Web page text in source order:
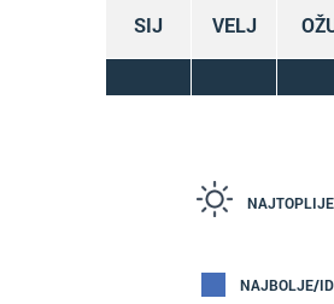
SIJ VELJ
NAJBOLJE/